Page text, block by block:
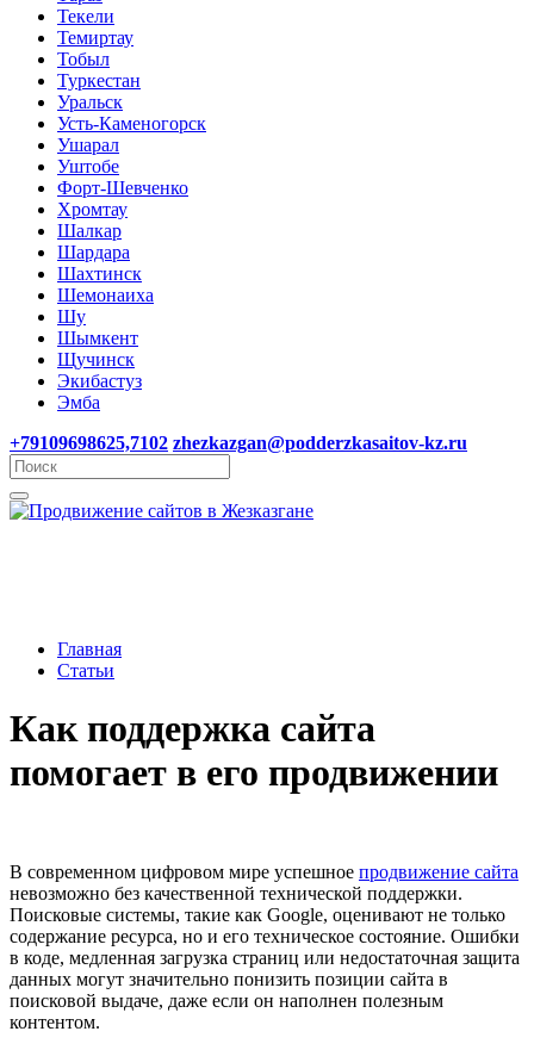
Текели
Темиртау
Тобыл
Туркестан
Уральск
Усть-Каменогорск
Ушарал
Уштобе
Форт-Шевченко
Хромтау
Шалкар
Шардара
Шахтинск
Шемонаиха
Шу
Шымкент
Щучинск
Экибастуз
Эмба
+79109698625,7102 zhezkazgan@podderzkasaitov-kz.ru
Главная
Статьи
Как поддержка сайта
помогает в его продвижении
В современном цифровом мире успешное продвижение сайта
невозможно без качественной технической поддержки.
Поисковые системы, такие как Google, оценивают не только
содержание ресурса, но и его техническое состояние. Ошибки
в коде, медленная загрузка страниц или недостаточная защита
данных могут значительно понизить позиции сайта в
поисковой выдаче, даже если он наполнен полезным
контентом.